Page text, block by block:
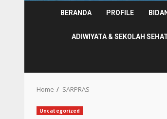
BERANDA PROFILE
ADIWIYATA & SEKOLAH
Home SARPRAS
Uncategorized